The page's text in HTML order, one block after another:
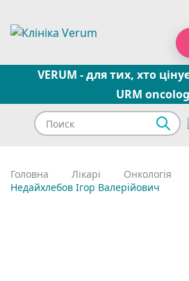
VERUM - для тих, хто
URM
Головна Лікарі
Онкологія
Недайхлебов Ігор Валерійович